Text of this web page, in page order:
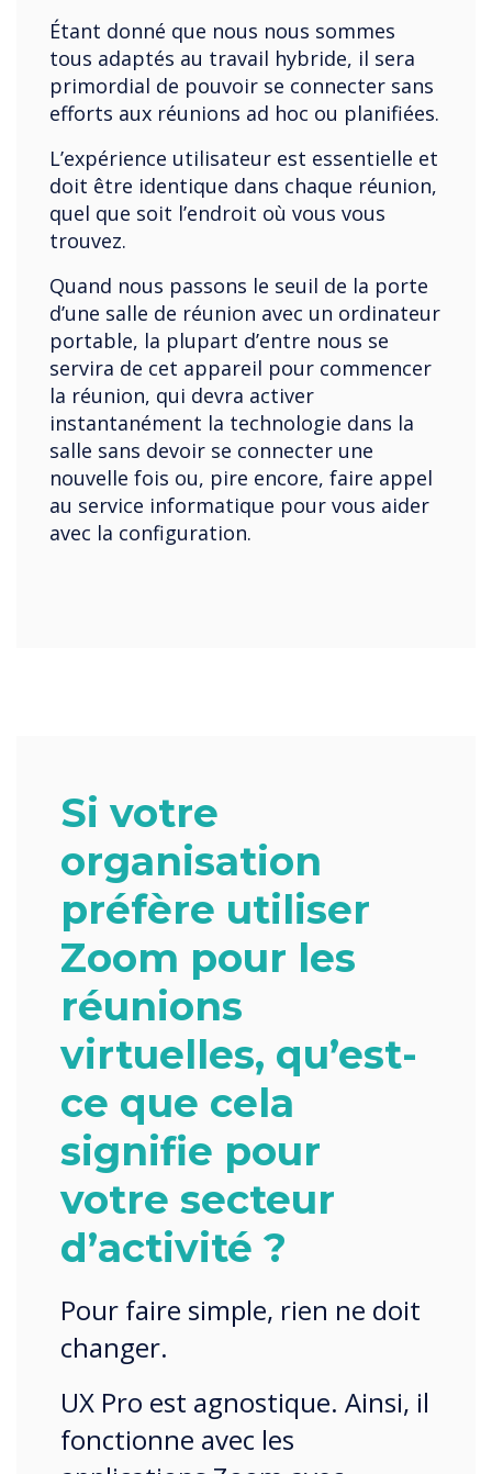
Étant donné que nous nous sommes
tous adaptés au travail hybride, il sera
primordial de pouvoir se connecter sans
efforts aux réunions ad hoc ou planifiées.
L’expérience utilisateur est essentielle et
doit être identique dans chaque réunion,
quel que soit l’endroit où vous vous
trouvez.
Quand nous passons le seuil de la porte
d’une salle de réunion avec un ordinateur
portable, la plupart d’entre nous se
servira de cet appareil pour commencer
la réunion, qui devra activer
instantanément la technologie dans la
salle sans devoir se connecter une
nouvelle fois ou, pire encore, faire appel
au service informatique pour vous aider
avec la configuration.
Si votre
organisation
préfère utiliser
Zoom pour les
réunions
virtuelles, qu’est-
ce que cela
signifie pour
votre secteur
d’activité ?
Pour faire simple, rien ne doit
changer.
UX Pro est agnostique. Ainsi, il
fonctionne avec les